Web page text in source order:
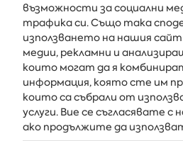
Получавайте последните
вашата
АЛБЕНА
възможности за социални
трафика си. Също така
използването на нашия
медии, рекламни и
които могат да я
информация, която сте им
които са събрали от
услуги. Вие се съгласявате
ако продължите да